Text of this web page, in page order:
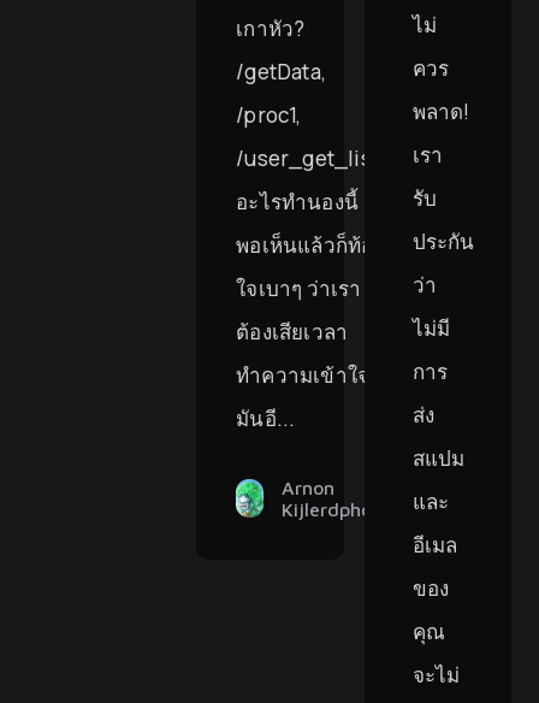
เกาหัว?
/getData,
/proc1,
/user_get_list
อะไรทำนองนี้
พอเห็นแล้วก็ท้อ
ใจเบาๆ ว่าเรา
ต้องเสียเวลา
ทำความเข้าใจ
มันอี...
Arnon
Kijlerdphon
ไม่
ควร
พลาด!
เรา
รับ
ประกัน
ว่า
ไม่มี
การ
ส่ง
สแปม
และ
อีเมล
ของ
คุณ
จะไม่